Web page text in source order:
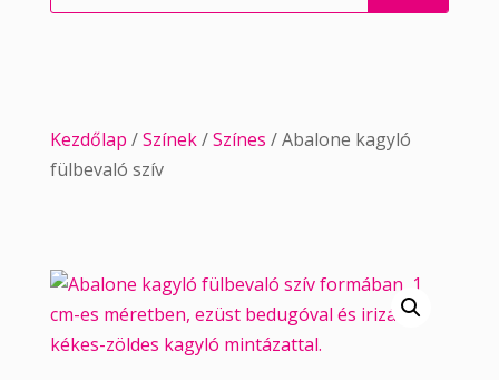
Kezdőlap /Színek/Színes / Abalone kagyló
fülbevaló szív